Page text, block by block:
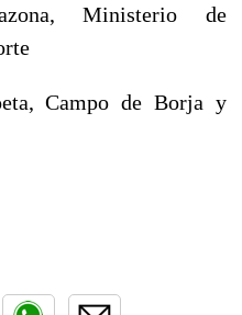
Ministerio de
Campo de Borja y